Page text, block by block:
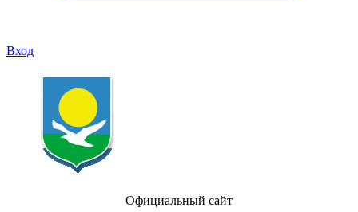
Вход
Официальный сайт